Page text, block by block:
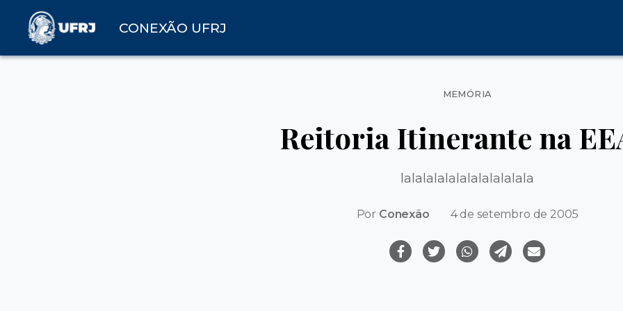
CONEXÃO UFRJ
Categorias
MEMÓRIA
Reitoria Itinerante na
lalalalalalalalalalalala
Por Conexão 4 de setembro de 2005